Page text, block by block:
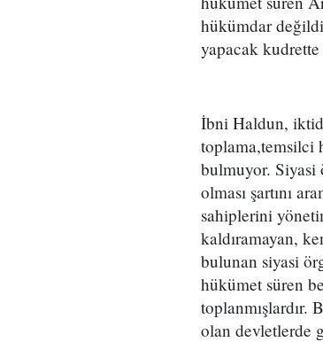
hükümdar
yapacak
İbni Haldun,
toplama,temsilci
bulmuyor.
olması şartını
sahiplerini
kaldıramayan,
bulunan siyasi
hükümet süren
olan devletlerde